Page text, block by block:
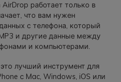
работает только в
что вам нужен
с телефона, который
и другие данные между
и компьютерами.
лучший инструмент для
с Mac, Windows, iOS или